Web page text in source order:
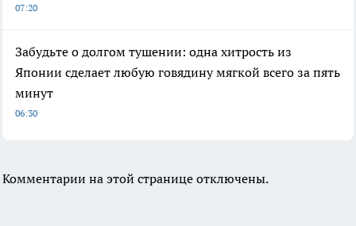
07:20
Забудьте о долгом тушении: одна хитрость из
Японии сделает любую говядину мягкой всего за пять
минут
06:30
Комментарии на этой странице отключены.